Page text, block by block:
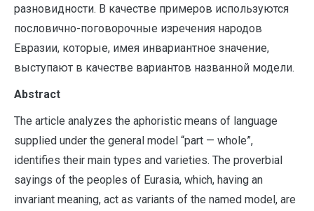
разновидности. В качестве примеров используются
пословично-поговорочные изречения народов
Евразии, которые, имея инвариантное значение,
выступают в качестве вариантов названной модели.
Abstract
The article analyzes the aphoristic means of language
supplied under the general model “part — whole”,
identifies their main types and varieties. The proverbial
sayings of the peoples of Eurasia, which, having an
invariant meaning, act as variants of the named model, are